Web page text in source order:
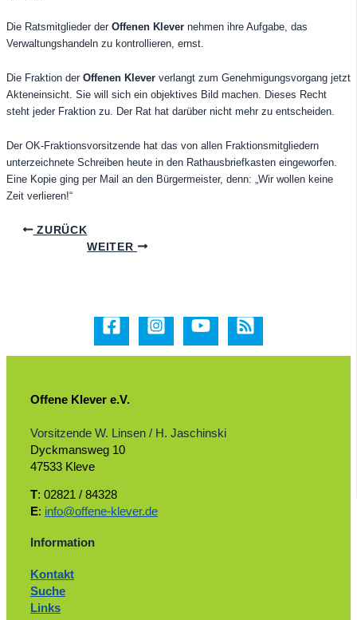
Die Ratsmitglieder der Offenen Klever nehmen ihre Aufgabe, das
Verwaltungshandeln zu kontrollieren, ernst.
Die Fraktion der Offenen Klever verlangt zum Genehmigungsvorgang jetzt
Akteneinsicht. Sie will sich ein objektives Bild machen. Dieses Recht
steht jeder Fraktion zu. Der Rat hat darüber nicht mehr zu entscheiden.
Der OK-Fraktionsvorsitzende hat das von allen Fraktionsmitgliedern
unterzeichnete Schreiben heute in den Rathausbriefkasten eingeworfen.
Eine Kopie ging per Mail an den Bürgermeister, denn: „Wir wollen keine
Zeit verlieren!“
ZURÜCK
WEITER
Offene Klever e.V.
Vorsitzende W. Linsen / H. Jaschinski
Dyckmansweg 10
47533 Kleve
T: 02821 / 84328
E: info@offene-klever.de
Information
Kontakt
Suche
Links